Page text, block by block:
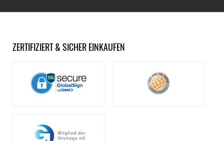
ZERTIFIZIERT & SICHER EINKAUFEN